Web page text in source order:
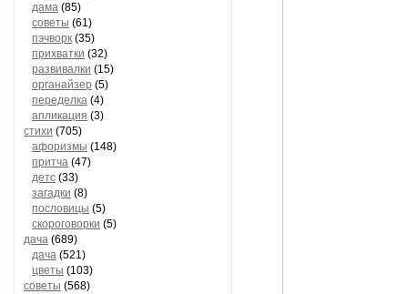
дама (85)
советы (61)
пэчворк (35)
прихватки (32)
развивалки (15)
органайзер (5)
переделка (4)
апликация (3)
стихи (705)
афоризмы (148)
притча (47)
детс (33)
загадки (8)
пословицы (5)
скороговорки (5)
дача (689)
дача (521)
цветы (103)
советы (568)